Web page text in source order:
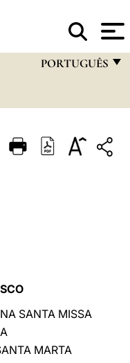
PORTUGUÊS
ITALIANO
中文
SANTA MISSA
MARTA